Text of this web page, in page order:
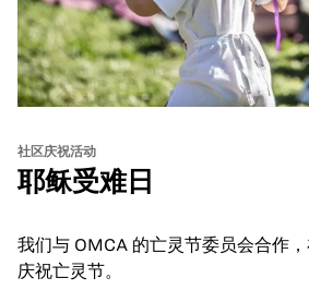
社区庆祝活动
耶稣受难日
我们与 OMCA 的亡灵节委员会合作
庆祝亡灵节。